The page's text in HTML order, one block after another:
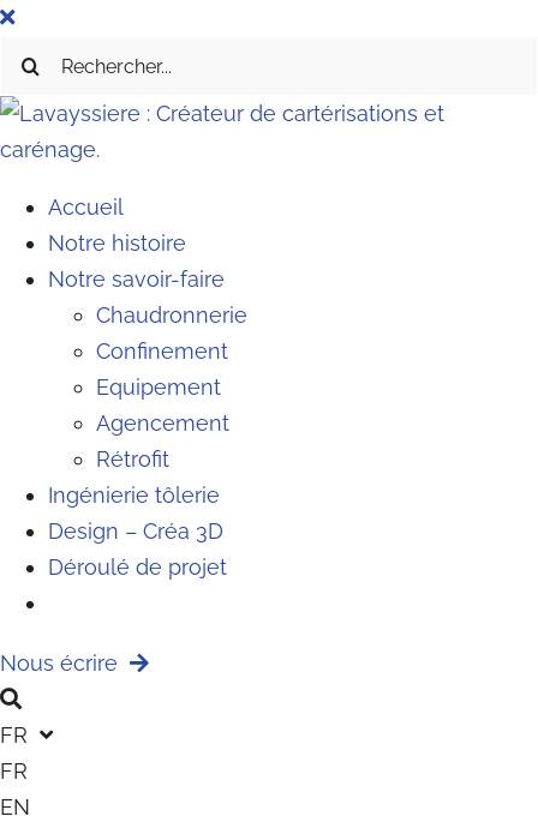
Passer
Rechercher:
Accueil
Notre histoire
Notre savoir-faire
Chaudronnerie
Confinement
Equipement
Agencement
Rétrofit
Ingénierie tôlerie
Design – Créa 3D
Déroulé de projet
Nous écrire
FR
FR
EN